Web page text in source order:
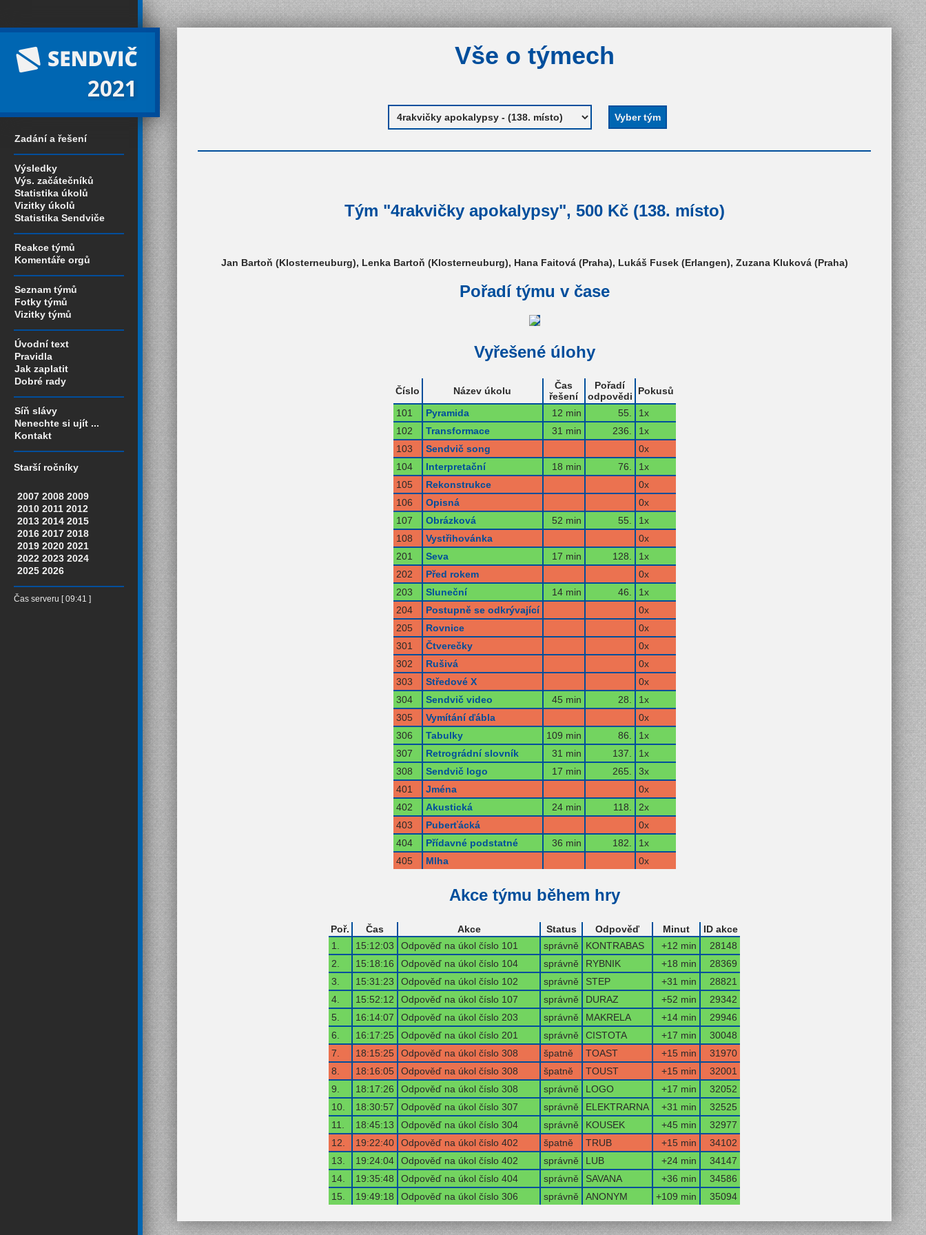
2021
Zadání a řešení
Výsledky
Výs. začátečníků
Statistika úkolů
Vizitky úkolů
Statistika Sendviče
Reakce týmů
Komentáře orgů
Seznam týmů
Fotky týmů
Vizitky týmů
Úvodní text
Pravidla
Jak zaplatit
Dobré rady
Síň slávy
Nenechte si ujít ...
Kontakt
Starší ročníky
2007 2008 2009
2010 2011 2012
2013 2014 2015
2016 2017 2018
2019 2020 2021
2022 2023 2024
2025 2026
Čas serveru [ 09:41 ]
Vše o týmech
Tým "4rakvičky apokalypsy", 500 Kč (138. místo)
Jan Bartoň (Klosterneuburg), Lenka Bartoň (Klosterneuburg), Hana Faitová (Praha), Lukáš Fusek (Erlangen), Zuzana Kluková (Praha)
Pořadí týmu v čase
Vyřešené úlohy
Číslo Název úkolu
Čas
řešení
Pořadí
odpovědi
Pokusů
101
Pyramida 12 min 55.
1x
102
Transformace 31 min 236.
1x
103
Sendvič song
0x
104
Interpretační 18 min 76.
1x
105
Rekonstrukce
0x
106
Opisná
0x
107
Obrázková 52 min 55.
1x
108
Vystřihovánka
0x
201
Seva 17 min 128.
1x
202
Před rokem
0x
203
Sluneční 14 min 46.
1x
204
Postupně se odkrývající
0x
205
Rovnice
0x
301
Čtverečky
0x
302
Rušivá
0x
303
Středové X
0x
304
Sendvič video 45 min 28.
1x
305
Vymítání ďábla
0x
306
Tabulky 109 min 86.
1x
307
Retrográdní slovník 31 min 137.
1x
308
Sendvič logo 17 min 265.
3x
401
Jména
0x
402
Akustická 24 min 118.
2x
403
Puberťácká
0x
404
Přídavné podstatné 36 min 182.
1x
405
Mlha 0x
Akce týmu během hry
Poř. Čas Akce Status Odpověď Minut
ID akce
1.
15:12:03 Odpověď na úkol číslo 101 správně KONTRABAS +12 min
28148
2.
15:18:16 Odpověď na úkol číslo 104 správně RYBNIK +18 min
28369
3.
15:31:23 Odpověď na úkol číslo 102 správně STEP +31 min
28821
4.
15:52:12 Odpověď na úkol číslo 107 správně DURAZ +52 min
29342
5.
16:14:07 Odpověď na úkol číslo 203 správně MAKRELA +14 min
29946
6.
16:17:25 Odpověď na úkol číslo 201 správně CISTOTA +17 min
30048
7.
18:15:25 Odpověď na úkol číslo 308 špatně TOAST +15 min
31970
8.
18:16:05 Odpověď na úkol číslo 308 špatně TOUST +15 min
32001
9.
18:17:26 Odpověď na úkol číslo 308 správně LOGO +17 min
32052
10.
18:30:57 Odpověď na úkol číslo 307 správně ELEKTRARNA +31 min
32525
11.
18:45:13 Odpověď na úkol číslo 304 správně KOUSEK +45 min
32977
12.
19:22:40 Odpověď na úkol číslo 402 špatně TRUB +15 min
34102
13.
19:24:04 Odpověď na úkol číslo 402 správně LUB +24 min
34147
14.
19:35:48 Odpověď na úkol číslo 404 správně SAVANA +36 min
34586
15.
19:49:18 Odpověď na úkol číslo 306 správně ANONYM +109 min 35094